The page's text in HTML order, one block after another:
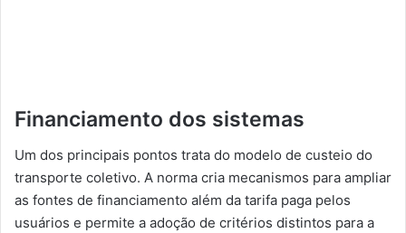
Financiamento dos sistemas
Um dos principais pontos trata do modelo de custeio do
transporte coletivo. A norma cria mecanismos para ampliar
as fontes de financiamento além da tarifa paga pelos
usuários e permite a adoção de critérios distintos para a